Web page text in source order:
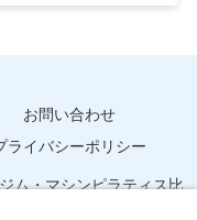
お問い合わせ
ライバシーポリシー
ム・マシンピラティス比